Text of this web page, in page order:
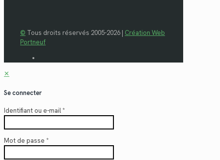
© Tous droits réservés 2005-2026 | Création Web
Portneuf
✕
Se connecter
Identifiant ou e-mail*
Mot de passe *